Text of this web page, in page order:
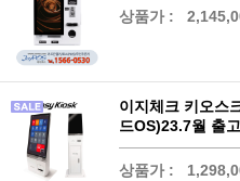
상품가 :
이지체크 키오스
드OS)23.7월 출
상품가 :